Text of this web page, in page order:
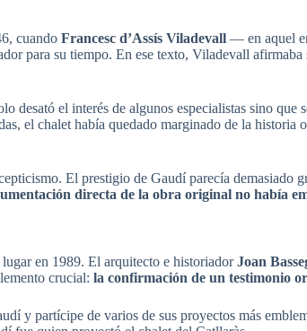
cuando Francesc d’Assís Viladevall — en aquel
para su tiempo. En ese texto, Viladevall afirmaba
desató el interés de algunos especialistas sino
el chalet había quedado marginado de la
El prestigio de Gaudí parecía demasiado
directa de la obra original no había
en 1989. El arquitecto e historiadorJoan
crucial: la confirmación de un testimonio
y partícipe de varios de sus proyectos más